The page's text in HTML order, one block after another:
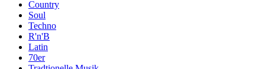
Country
Soul
Techno
R'n'B
Latin
70er